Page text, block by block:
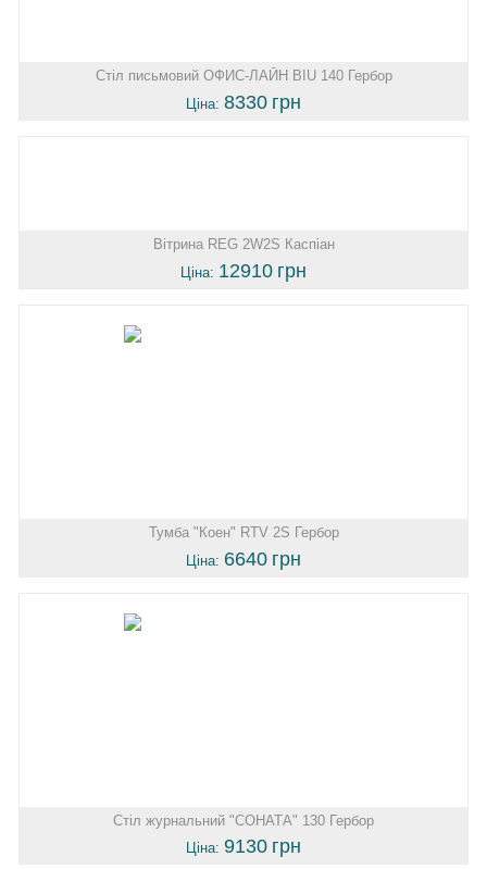
Стіл письмовий ОФИС-ЛАЙН BIU 140 Гербор
Ціна: 8330 грн
Вітрина REG 2W2S Каспіан
Ціна: 12910 грн
Тумба "Коен" RTV 2S Гербор
Ціна: 6640 грн
Стіл журнальний "СОНАТА" 130 Гербор
Ціна: 9130 грн